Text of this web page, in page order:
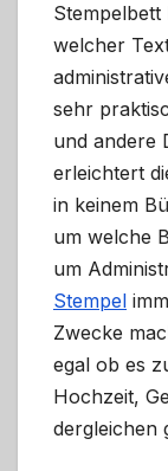
welcher
sehr
und andere
erleichtert
in keinem
um welche
um
Stempel
Zwecke
egal ob es
Hochzeit,
dergleichen